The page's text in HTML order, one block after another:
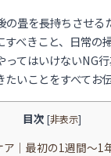
の畳を長持ちさせる
べきこと、日常の
ってはいけないNG
いことをすべてお
目次 [非表示]
｜最初の1週間〜1